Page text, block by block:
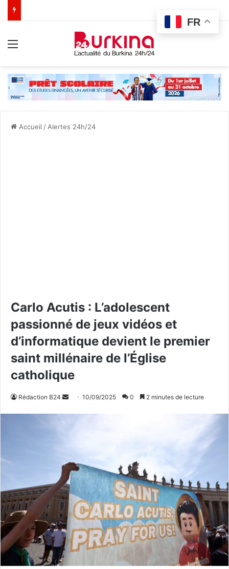
Accueil / Alertes 24h/24
Carlo Acutis : L’adolescent
passionné de jeux vidéos et
d’informatique devient le premier
saint millénaire de l’Église
catholique
Rédaction B24
r
u
n
u
r
10/09/2025 0 2 minutes de lecture
FR